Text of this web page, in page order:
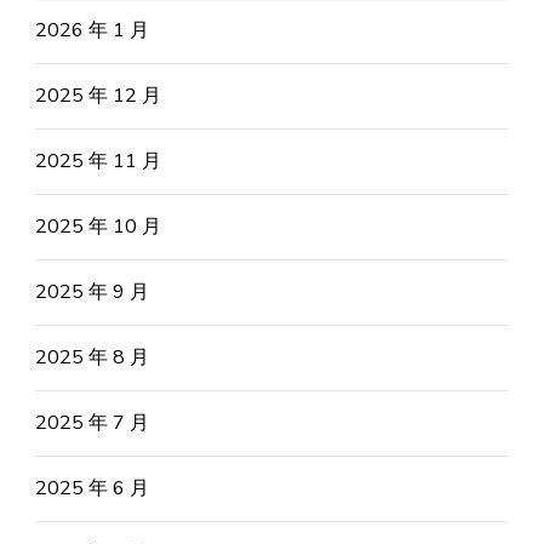
2026 年 1 月
2025 年 12 月
2025 年 11 月
2025 年 10 月
2025 年 9 月
2025 年 8 月
2025 年 7 月
2025 年 6 月